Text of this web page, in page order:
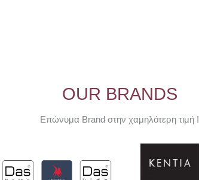
OUR BRANDS
Επώνυμα Brand στην χαμηλότερη τιμή !